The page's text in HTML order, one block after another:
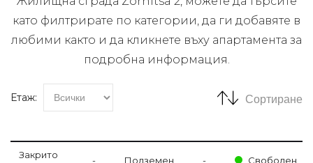
като филтрирате по категории, да ги добавяте в
любими както и да кликнете въху апартамента за
подробна информация.
Етаж: Сортиране
Закрито
- Подземен - Свободен